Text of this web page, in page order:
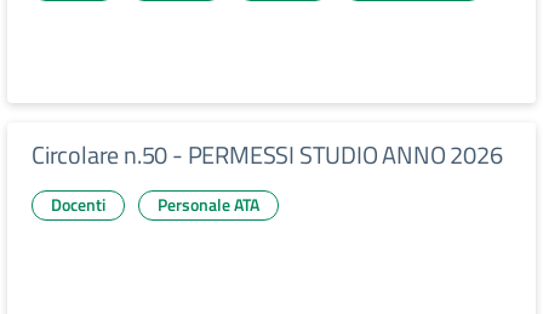
Circolare n.50 - PERMESSI STUDIO ANNO 2026
Docenti Personale ATA